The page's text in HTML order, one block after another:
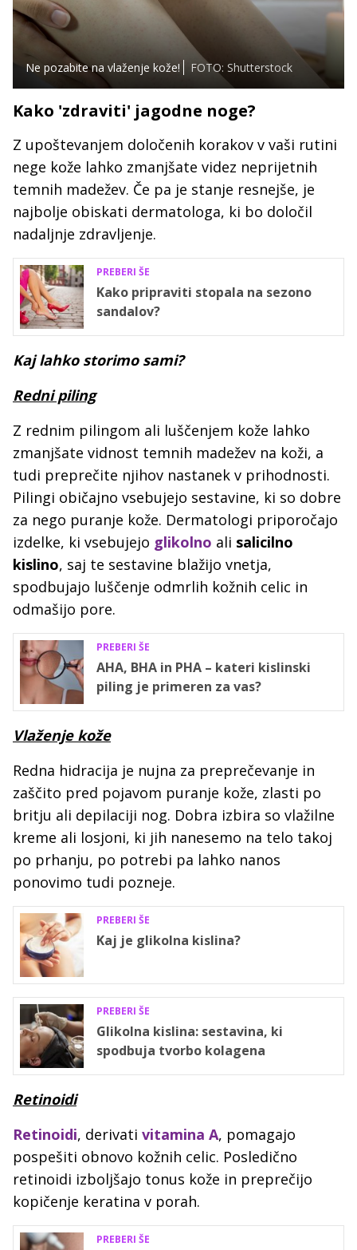
Ne pozabite na vlaženje kože! FOTO: Shutterstock
Kako 'zdraviti' jagodne noge?
Z upoštevanjem določenih korakov v vaši rutini
nege kože lahko zmanjšate videz neprijetnih
temnih madežev. Če pa je stanje resnejše, je
najbolje obiskati dermatologa, ki bo določil
nadaljnje zdravljenje.
PREBERI ŠE
Kako pripraviti stopala na sezono
sandalov?
Kaj lahko storimo sami?
Redni piling
Z rednim pilingom ali luščenjem kože lahko
zmanjšate vidnost temnih madežev na koži, a
tudi preprečite njihov nastanek v prihodnosti.
Pilingi običajno vsebujejo sestavine, ki so dobre
za nego puranje kože. Dermatologi priporočajo
izdelke, ki vsebujejo glikolno ali salicilno
kislino, saj te sestavine blažijo vnetja,
spodbujajo luščenje odmrlih kožnih celic in
odmašijo pore.
PREBERI ŠE
AHA, BHA in PHA – kateri kislinski
piling je primeren za vas?
Vlaženje kože
Redna hidracija je nujna za preprečevanje in
zaščito pred pojavom puranje kože, zlasti po
britju ali depilaciji nog. Dobra izbira so vlažilne
kreme ali losjoni, ki jih nanesemo na telo takoj
po prhanju, po potrebi pa lahko nanos
ponovimo tudi pozneje.
PREBERI ŠE
Kaj je glikolna kislina?
PREBERI ŠE
Glikolna kislina: sestavina, ki
spodbuja tvorbo kolagena
Retinoidi
Retinoidi, derivati vitamina A, pomagajo
pospešiti obnovo kožnih celic. Posledično
retinoidi izboljšajo tonus kože in preprečijo
kopičenje keratina v porah.
PREBERI ŠE